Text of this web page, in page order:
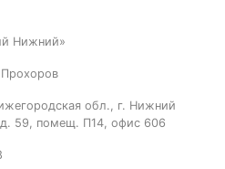
Нижний»
обл., г. Нижний
59, помещ. П14, офис 606